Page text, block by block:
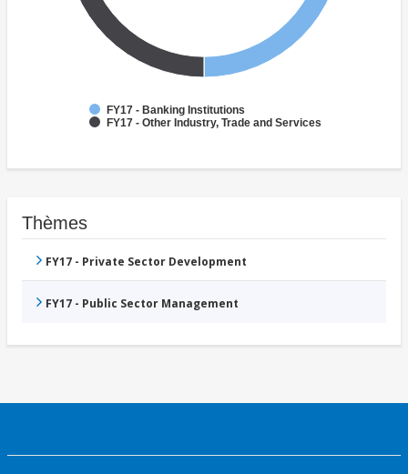
FY17 - Banking Institutions
FY17 - Other Industry, Trade and Services
Thèmes
FY17 - Private Sector Development
FY17 - Public Sector Management